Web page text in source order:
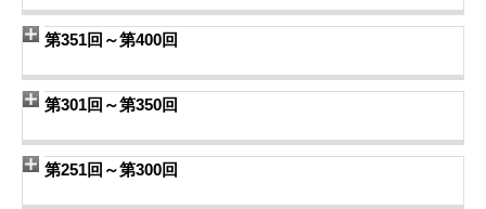
第351回～第400回
第301回～第350回
第251回～第300回